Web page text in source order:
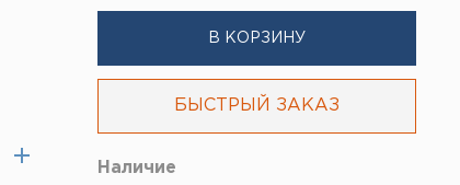
В КОРЗИНУ
БЫСТРЫЙ ЗАКАЗ
Наличие